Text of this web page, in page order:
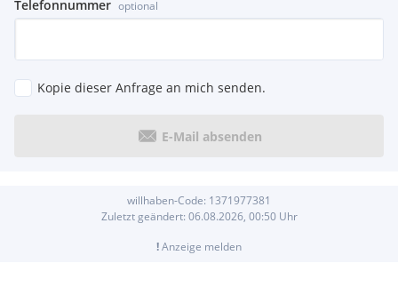
Telefonnummer optional
Kopie dieser Anfrage an mich senden.
E-Mail absenden
willhaben-Code: 1371977381
Zuletzt geändert: 06.08.2026, 00:50Uhr
!Anzeige melden